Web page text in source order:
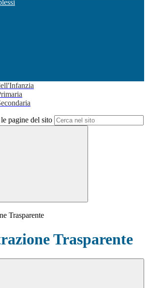
pagine del sito
Trasparente
Trasparente